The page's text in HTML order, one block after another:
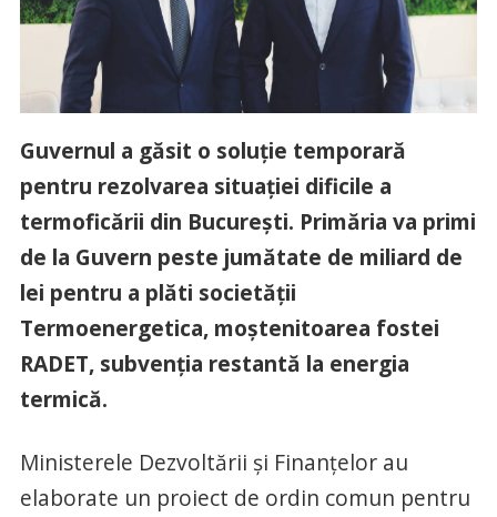
Guvernul a găsit o soluție temporară
pentru rezolvarea situației dificile a
termoficării din București. Primăria va primi
de la Guvern peste jumătate de miliard de
lei pentru a plăti societății
Termoenergetica, moștenitoarea fostei
RADET, subvenția restantă la energia
termică.
Ministerele Dezvoltării și Finanțelor au
elaborate un proiect de ordin comun pentru